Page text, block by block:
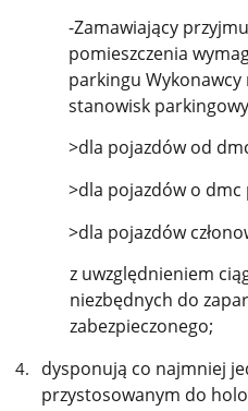
-Zamawiający
pomieszczenia
parkingu
stanowisk
>dla pojazdów od
>dla pojazdów o dmc
>dla pojazdów
z uwzględnieniem
niezbędnych do
zabezpieczonego;
dysponują co najmniej
przystosowanym do